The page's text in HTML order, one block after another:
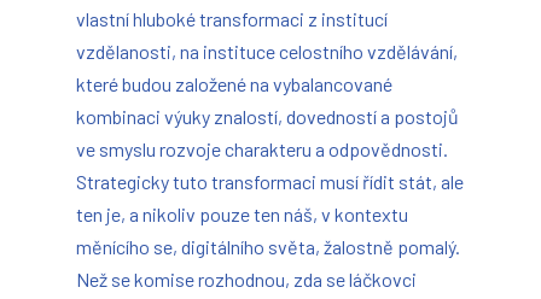
vlastní hluboké transformaci z institucí
vzdělanosti, na instituce celostního vzdělávání,
které budou založené na vybalancované
kombinaci výuky znalostí, dovedností a postojů
ve smyslu rozvoje charakteru a odpovědnosti.
Strategicky tuto transformaci musí řídit stát, ale
ten je, a nikoliv pouze ten náš, v kontextu
měnícího se, digitálního světa, žalostně pomalý.
Než se komise rozhodnou, zda se láčkovci